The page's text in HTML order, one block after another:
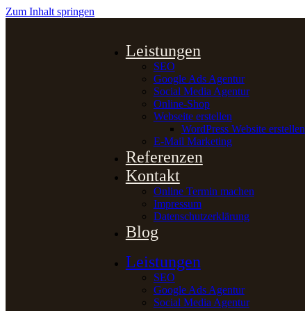
Zum Inhalt springen
Leistungen
SEO
Google Ads Agentur
Social Media Agentur
Online-Shop
Webseite erstellen
WordPress Website erstellen
E-Mail Marketing
Referenzen
Kontakt
Online Termin machen
Impressum
Datenschutzerklärung
Blog
Leistungen
SEO
Google Ads Agentur
Social Media Agentur